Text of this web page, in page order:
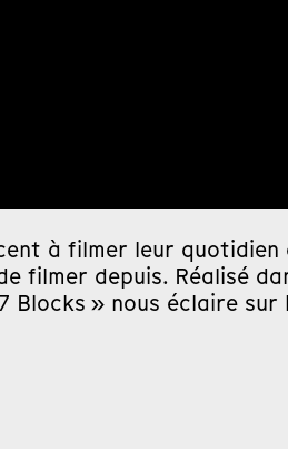
à filmer leur
filmer depuis. Réalisé
» nous éclaire